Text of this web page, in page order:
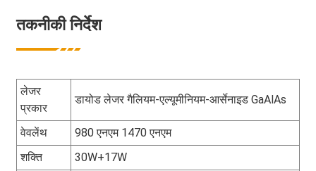
तकनीकी निर्देश
लेजर
प्रकार
डायोड लेजर गैलियम-एल्यूमीनियम-आर्सेनाइड GaAlAs
वेवलेंथ
980 एनएम 1470 एनएम
शक्ति
30W+17W